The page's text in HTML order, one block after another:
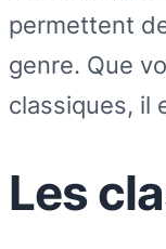
permettent
genre. Que
classiques, il
Les